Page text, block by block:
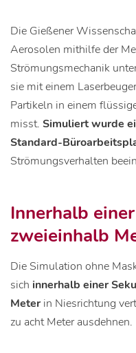
Die Gießener
Aerosolen mithilfe der
Strömungsmechanik
sie mit einem
Partikeln in einem
misst. Simuliert wurde
Standard-
Strömungsverhalten
Innerhalb
zweieinhalb
Die Simulation ohne
sich innerhalb einer
Meter in Niesrichtung
zu acht Meter ausdehnen.